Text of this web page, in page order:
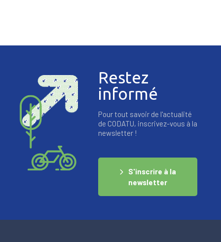
Restez
informé
Pour tout savoir de l'actualité
de CODATU, inscrivez-vous à la
newsletter !
S'inscrire à la
newsletter